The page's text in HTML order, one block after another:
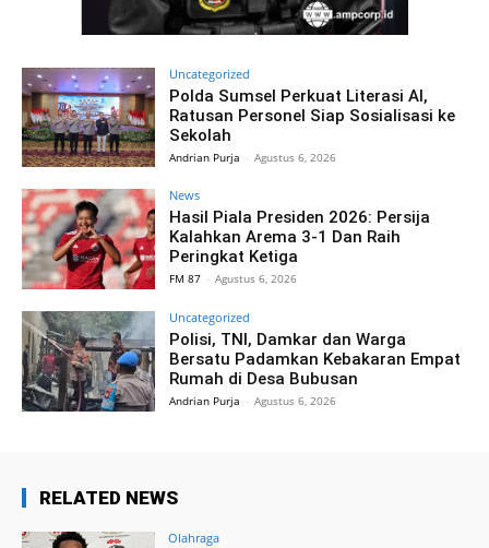
Uncategorized
Polda Sumsel Perkuat Literasi AI,
Ratusan Personel Siap Sosialisasi ke
Sekolah
Andrian Purja - Agustus 6, 2026
News
Hasil Piala Presiden 2026: Persija
Kalahkan Arema 3-1 Dan Raih
Peringkat Ketiga
FM 87 - Agustus 6, 2026
Uncategorized
Polisi, TNI, Damkar dan Warga
Bersatu Padamkan Kebakaran Empat
Rumah di Desa Bubusan
Andrian Purja - Agustus 6, 2026
RELATED NEWS
Olahraga